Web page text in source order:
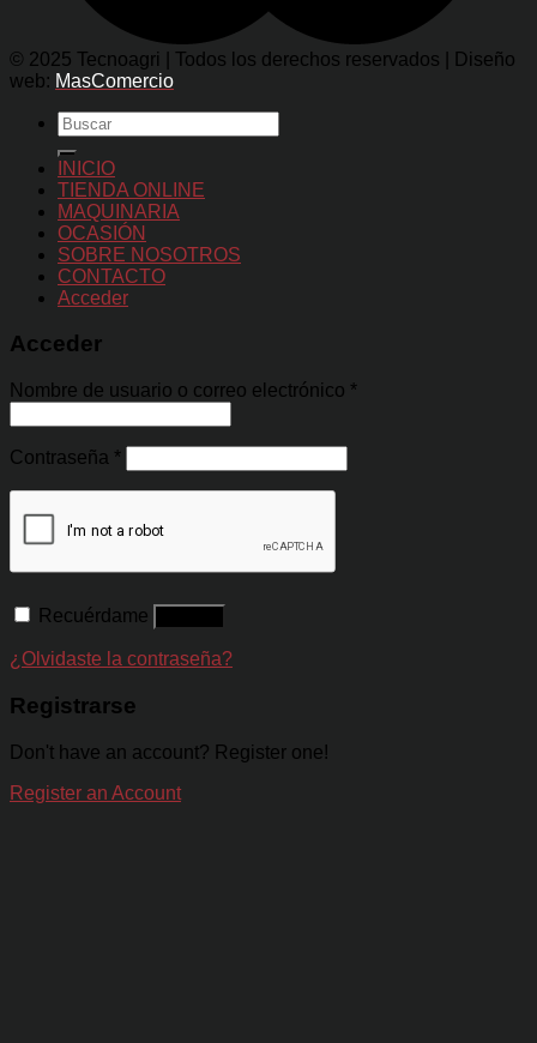
© 2025 Tecnoagri | Todos los derechos reservados | Diseño
web: MasComercio
Buscar
por:
INICIO
TIENDA ONLINE
MAQUINARIA
OCASIÓN
SOBRE NOSOTROS
CONTACTO
Acceder
Acceder
Nombre de usuario o correo electrónico *
Contraseña *
Recuérdame
¿Olvidaste la contraseña?
Registrarse
Don't have an account? Register one!
Register an Account